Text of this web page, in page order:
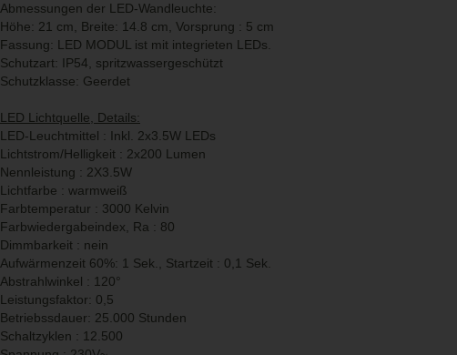
Abmessungen der LED-Wandleuchte:
Höhe: 21 cm, Breite: 14.8 cm, Vorsprung : 5 cm
Fassung: LED MODUL ist mit integrieten LEDs.
Schutzart: IP54, spritzwassergeschützt
Schutzklasse: Geerdet
LED Lichtquelle, Details:
LED-Leuchtmittel : Inkl. 2x3.5W LEDs
Lichtstrom/Helligkeit : 2x200 Lumen
Nennleistung : 2X3.5W
Lichtfarbe : warmweiß
Farbtemperatur : 3000 Kelvin
Farbwiedergabeindex, Ra : 80
Dimmbarkeit : nein
Aufwärmenzeit 60%: 1 Sek., Startzeit : 0,1 Sek.
Abstrahlwinkel : 120°
Leistungsfaktor: 0,5
Betriebssdauer: 25.000 Stunden
Schaltzyklen : 12.500